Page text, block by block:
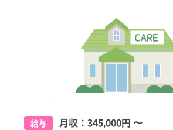
給与 月収： 345,000円 〜